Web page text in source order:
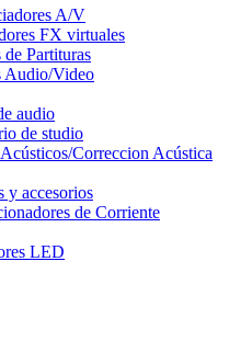
A/V
FX virtuales
de Partituras
Audio/Video
audio
de studio
Correccion Acústica
y accesorios
de Corriente
LED